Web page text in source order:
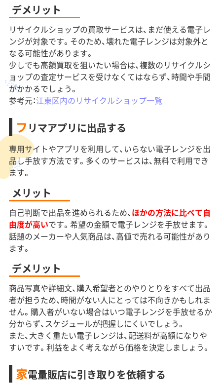
デメリット
リサイクルショップの買取サービスは、まだ使える電子レ
ンジが対象です。そのため、壊れた電子レンジは対象外と
なる可能性があります。
少しでも高額買取を狙いたい場合は、複数のリサイクルシ
ョップの査定サービスを受けなくてはならず、時間や手間
がかかるでしょう。
参考元：江東区内のリサイクルショップ一覧
フ リマアプリに出品する
専用サイトやアプリを利用して、いらない電子レンジを出
品し手放す方法です。多くのサービスは、無料で利用でき
ます。
メリット
自己判断で出品を進められるため、ほかの方法に比べて自
由度が高いです。希望の金額で電子レンジを手放せます。
話題のメーカーや人気商品は、高値で売れる可能性があり
ます。
デメリット
商品写真や詳細文、購入希望者とのやりとりをすべて出品
者が担うため、時間がない人にとっては不向きかもしれま
せん。購入者がいない場合はいつ電子レンジを手放せるか
分からず、スケジュールが把握しにくいでしょう。
また、大きく重たい電子レンジは、配送料が高額になりや
すいです。利益をよく考えながら価格を決定しましょう。
家電量販店に引き取りを依頼する